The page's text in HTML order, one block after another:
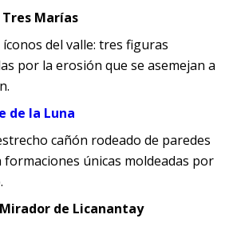
Tres Marías
del valle: tres figuras
por la erosión que se asemejan a
de la Luna
cañón rodeado de paredes
formaciones únicas moldeadas por
de Licanantay